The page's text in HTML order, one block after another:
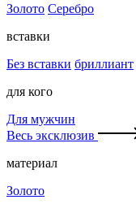
Золото Серебро
вставки
Без вставки бриллиант
для кого
Для мужчин
Весь эксклюзив
материал
Золото